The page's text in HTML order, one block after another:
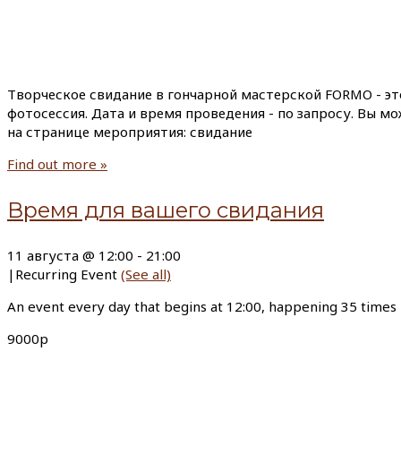
Творческое свидание в гончарной мастерской FORMO -
фотосессия. Дата и время проведения - по запросу. Вы
на странице мероприятия: свидание
Find out more »
Время для вашего свидания
11 августа @ 12:00 - 21:00
| Recurring Event (See all)
An event every day that begins at 12:00, happening 35 times
9000р